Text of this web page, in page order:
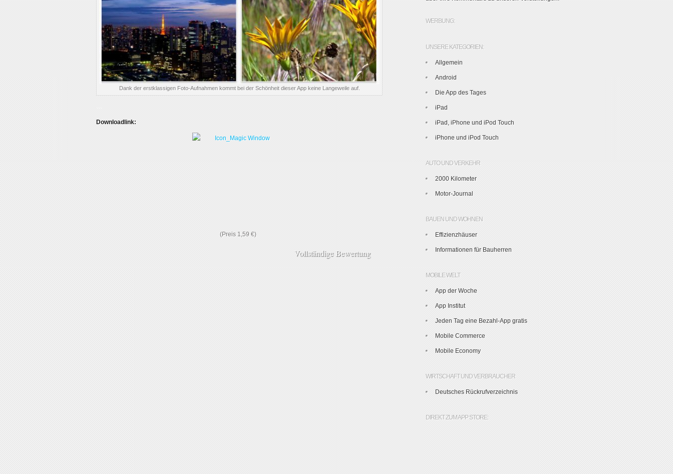
Dank der erstklassigen Foto-Aufnahmen kommt bei der Schönheit dieser App keine Langeweile auf.
Downloadlink:
(Preis 1,59 €)
Vollständige Bewertung
WERBUNG:
UNSERE KATEGORIEN:
Allgemein
Android
Die App des Tages
iPad
iPad, iPhone und iPod Touch
iPhone und iPod Touch
AUTO UND VERKEHR
2000 Kilometer
Motor-Journal
BAUEN UND WOHNEN
Effizienzhäuser
Informationen für Bauherren
MOBILE WELT
App der Woche
App Institut
Jeden Tag eine Bezahl-App gratis
Mobile Commerce
Mobile Economy
WIRTSCHAFT UND VERBRAUCHER
Deutsches Rückrufverzeichnis
DIREKT ZUM APP STORE: